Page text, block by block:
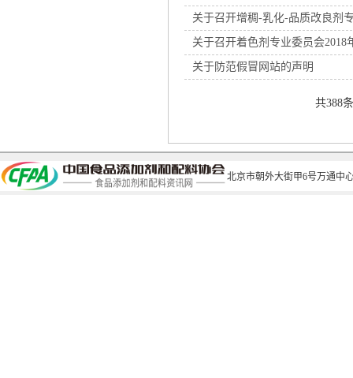
关于召开增稠-乳化-品质改良剂
关于召开着色剂专业委员会
关于防范假冒网站的声明
共388
北京市朝外大街甲6号万通中